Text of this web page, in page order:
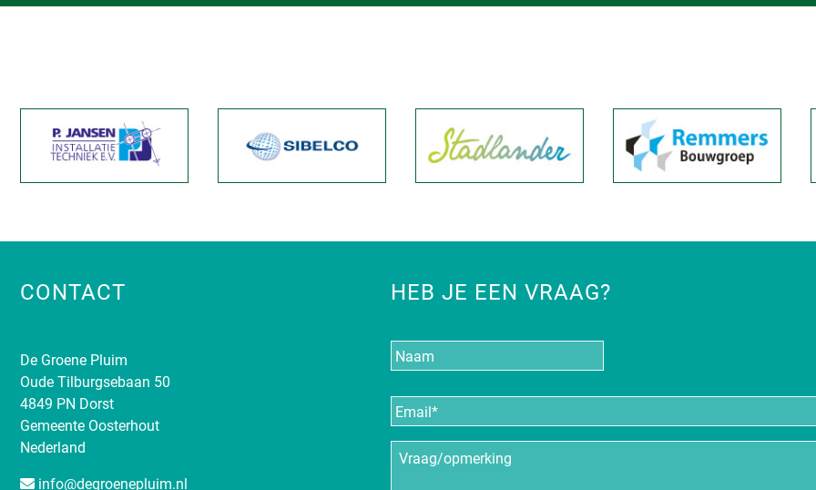
CONTACT
De Groene Pluim
Oude Tilburgsebaan 50
4849 PN Dorst
Gemeente Oosterhout
Nederland
info@degroenepluim.nl
HEB JE EEN VRAAG?
E-
mailadres
Vraag/opmerking